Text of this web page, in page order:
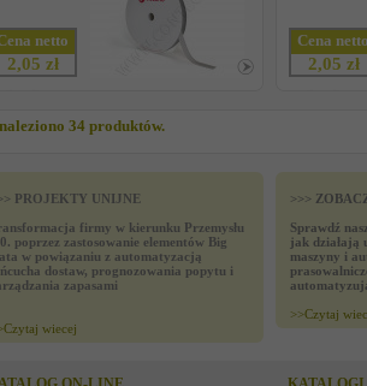
netto
2,05 zł
Cena netto
2,05 zł
34 produktów.
PROJEKTY UNIJNE
firmy w kierunku Przemysłu
poprzez zastosowanie elementów Big
w powiązaniu z automatyzacją
dostaw, prognozowania popytu i
zapasami
Czytaj wiecej
>>>
Sprawdź
jak działają
maszyny i
>>Czytaj